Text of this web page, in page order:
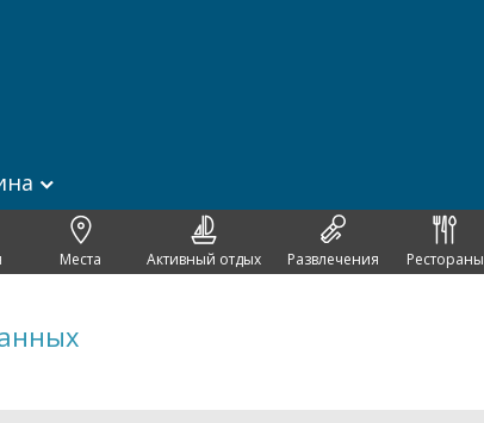
Места Активный отдых Развлечения Рестораны